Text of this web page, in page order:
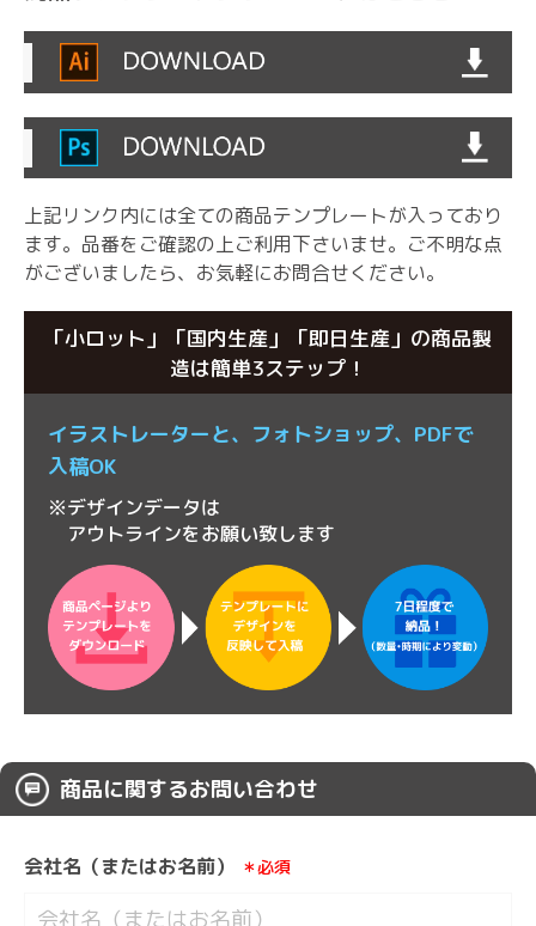
上記リンク内には全ての商品テンプレートが入っており
ます。品番をご確認の上ご利用下さいませ。 ご不明な点
がございましたら、お気軽にお問合せください。
「小ロット」「国内生産」「即日生産」の商品製
造は簡単3ステップ！
イラストレーターと、 フォトショップ、 PDFで
入稿OK
※デザインデータは
アウトラインをお願い致します
商品に関するお問い合わせ
会社名（またはお名前） ＊必須